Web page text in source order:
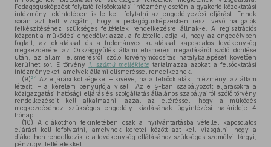
Pedagógusképzést folytató felsőoktatási intézmény esetén a gyakorló közoktatási
intézmény tekintetében is le kell folytatni az engedélyezési eljárást. Ennek
során azt kell vizsgálni, hogy a pedagógusképzésben részt vevő hallgatók
felkészítéséhez szükséges feltételek rendelkezésre állnak-e. A regisztrációs
központ a működési engedélyt azzal a feltétellel adja ki, hogy az engedélyben
foglalt, az oktatással és a tudományos kutatással kapcsolatos tevékenység
megkezdésére az Országgyűlés állami elismerés megadásáról szóló döntése
után, az állami elismerésről szóló törvénymódosítás hatálybalépését követően
kerülhet sor. E törvény 1. számú melléklete tartalmazza azokat a felsőoktatási
intézményeket, amelyek állami elismeréssel rendelkeznek.
(9) 24 Az eljárási költségeket – kivéve, ha a felsőoktatási intézményt az állam
létesíti – a kérelem benyújtója viseli. Az e §-ban szabályozott eljárásokra a
közigazgatási hatósági eljárás és szolgáltatás általános szabályairól szóló törvény
rendelkezéseit kell alkalmazni, azzal az eltéréssel, hogy a működés
megkezdéséhez szükséges engedély kiadásának ügyintézési határideje 4
hónap.
(10) A diákotthon tekintetében csak a nyilvántartásba vétellel kapcsolatos
eljárást kell lefolytatni, amelynek keretei között azt kell vizsgálni, hogy a
diákotthon rendelkezik-e a tevékenység ellátásához szükséges személyi, tárgyi,
pénzügyi feltételekkel.